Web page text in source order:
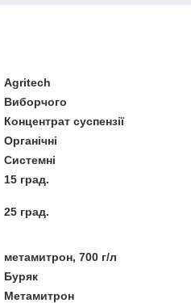
Agritech
Виборчого
Концентрат суспензії
Органічні
Системні
15 град.
25 град.
метамитрон, 700 г/л
Буряк
Метамитрон